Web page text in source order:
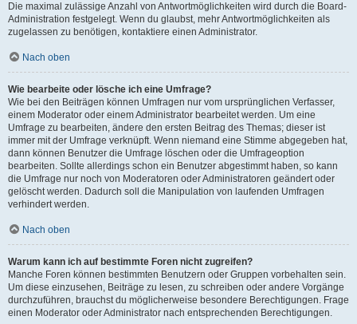
Die maximal zulässige Anzahl von Antwortmöglichkeiten wird durch die Board-
Administration festgelegt. Wenn du glaubst, mehr Antwortmöglichkeiten als
zugelassen zu benötigen, kontaktiere einen Administrator.
Nach oben
Wie bearbeite oder lösche ich eine Umfrage?
Wie bei den Beiträgen können Umfragen nur vom ursprünglichen Verfasser,
einem Moderator oder einem Administrator bearbeitet werden. Um eine
Umfrage zu bearbeiten, ändere den ersten Beitrag des Themas; dieser ist
immer mit der Umfrage verknüpft. Wenn niemand eine Stimme abgegeben hat,
dann können Benutzer die Umfrage löschen oder die Umfrageoption
bearbeiten. Sollte allerdings schon ein Benutzer abgestimmt haben, so kann
die Umfrage nur noch von Moderatoren oder Administratoren geändert oder
gelöscht werden. Dadurch soll die Manipulation von laufenden Umfragen
verhindert werden.
Nach oben
Warum kann ich auf bestimmte Foren nicht zugreifen?
Manche Foren können bestimmten Benutzern oder Gruppen vorbehalten sein.
Um diese einzusehen, Beiträge zu lesen, zu schreiben oder andere Vorgänge
durchzuführen, brauchst du möglicherweise besondere Berechtigungen. Frage
einen Moderator oder Administrator nach entsprechenden Berechtigungen.